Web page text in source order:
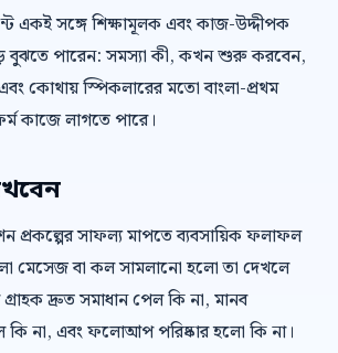
একই সঙ্গে শিক্ষামূলক এবং কাজ-উদ্দীপক
বুঝতে পারেন: সমস্যা কী, কখন শুরু করবেন,
কোথায় স্পিকলারের মতো বাংলা-প্রথম
কাজে লাগতে পারে।
সাফল্য মাপতে ব্যবসায়িক ফলাফল
মেসেজ বা কল সামলানো হলো তা দেখলে
দ্রুত সমাধান পেল কি না, মানব
না, এবং ফলোআপ পরিষ্কার হলো কি না।